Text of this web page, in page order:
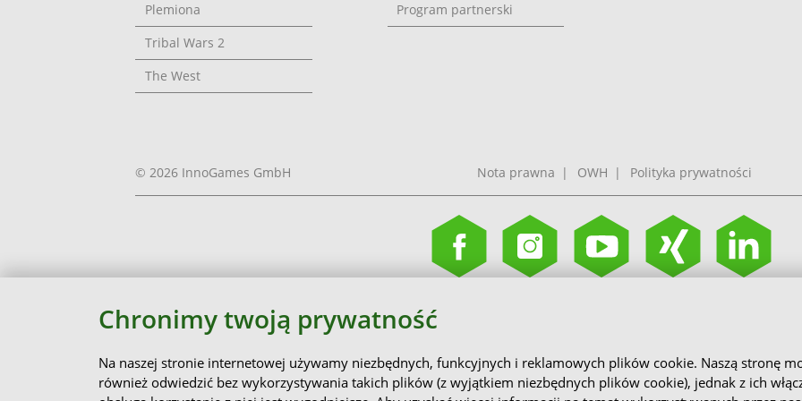
Plemiona
Tribal Wars 2
The West
Program partnerski
© 2026 InnoGames GmbH Nota prawna OWH Polityka prywatności
Chronimy twoją prywatność
Na naszej stronie internetowej używamy niezbędnych, funkcyjnych i reklamowych plików cookie. Naszą stronę
również odwiedzić bez wykorzystywania takich plików (z wyjątkiem niezbędnych plików cookie), jednak z ich